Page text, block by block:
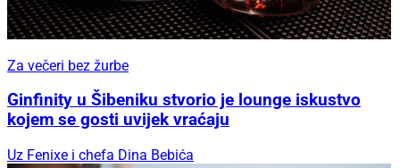
Za večeri bez žurbe
Ginfinity u Šibeniku stvorio je lounge iskustvo
kojem se gosti uvijek vraćaju
Uz Fenixe i chefa Dina Bebića